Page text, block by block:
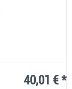
40,01 € *